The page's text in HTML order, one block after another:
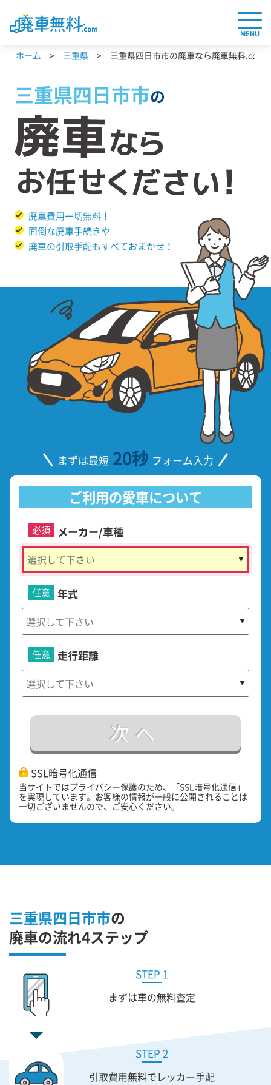
MENU
ホーム 三重県 三重県四日市市の廃車なら廃車無料.com
三重県四日市市の
廃車費用一切無料！
面倒な廃車手続きや
廃車の引取手配もすべておまかせ！
まずは最短 20秒 フォーム入力
ご利用の愛車について
メーカー/車種
必須
年式
任意
走行距離
任意
次へ
SSL暗号化通信
当サイトではプライバシー保護のため、「SSL暗号化通信」
を実現しています。お客様の情報が一般に公開されることは
一切ございませんので、ご安心ください。
三重県四日市市の
廃車の流れ4ステップ
STEP 1
まずは車の無料査定
STEP 2
引取費用無料でレッカー手配